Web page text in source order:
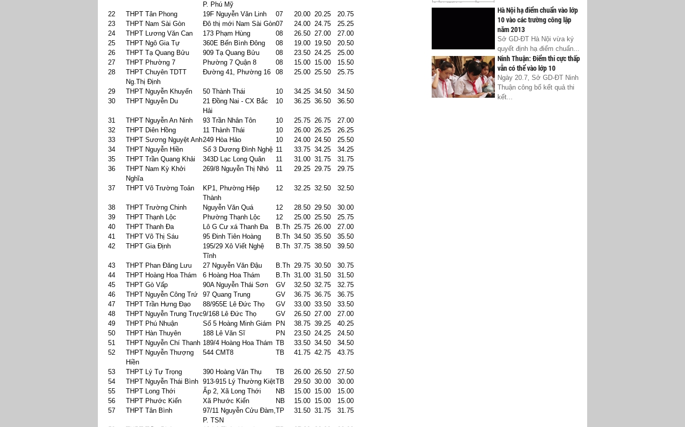
P. Phú Mỹ
22 THPT Tân Phong 19F Nguyễn Văn Linh 07 20.00 20.25
20.75
23
THPT Nam Sài Gòn Đô thị mới Nam Sài Gòn07 24.00 24.75
25.25
24
THPT Lương Văn Can 173 Phạm Hùng 08 26.50 27.00
27.00
25
THPT Ngô Gia Tự 360E Bến Bình Đông 08 19.00 19.50
20.50
26
THPT Tạ Quang Bửu 909 Tạ Quang Bửu 08 23.50 24.25
25.00
27
THPT Phường 7 Phường 7 Quận 8 08 15.00 15.00
15.50
28
THPT Chuyên TDTT
Ng.Thị Định
Đường 41, Phường 16 08 25.00 25.50 25.75
29 THPT Nguyễn Khuyến 50 Thành Thái 10 34.25 34.50
34.50
30
THPT Nguyễn Du
21 Đồng Nai - CX Bắc
Hải
10 36.25 36.50 36.50
31 THPT Nguyễn An Ninh 93 Trần Nhân Tôn 10 25.75 26.75
27.00
32
THPT Diên Hồng 11 Thành Thái 10 26.00 26.25
26.25
33
THPT Sương Nguyệt Anh249 Hòa Hảo 10 24.00 24.50
25.50
34
THPT Nguyễn Hiền Số 3 Dương Đình Nghệ 11 33.75 34.25
34.25
35
THPT Trần Quang Khải 343D Lạc Long Quân 11 31.00 31.75
31.75
36
THPT Nam Kỳ Khởi
Nghĩa
269/8 Nguyễn Thị Nhỏ 11 29.25 29.75 29.75
37 THPT Võ Trường Toản
KP1, Phường Hiệp
Thành
12 32.25 32.50 32.50
38 THPT Trường Chinh Nguyễn Văn Quá 12 28.50 29.50
30.00
39
THPT Thạnh Lộc Phường Thạnh Lộc 12 25.00 25.50
25.75
40
THPT Thanh Đa Lô G Cư xá Thanh Đa B.Th 25.75 26.00
27.00
41
THPT Võ Thị Sáu 95 Đinh Tiên Hoàng B.Th 34.50 35.50
35.50
42
THPT Gia Định
195/29 Xô Viết Nghệ
Tĩnh
B.Th 37.75 38.50 39.50
43 THPT Phan Đăng Lưu 27 Nguyễn Văn Đậu B.Th 29.75 30.50
30.75
44
THPT Hoàng Hoa Thám 6 Hoàng Hoa Thám B.Th 31.00 31.50
31.50
45
THPT Gò Vấp 90A Nguyễn Thái Sơn GV 32.50 32.75
32.75
46
THPT Nguyễn Công Trứ 97 Quang Trung GV 36.75 36.75
36.75
47
THPT Trần Hưng Đạo 88/955E Lê Đức Thọ GV 33.00 33.50
33.50
48
THPT Nguyễn Trung Trực9/168 Lê Đức Thọ GV 26.50 27.00
27.00
49
THPT Phú Nhuận Số 5 Hoàng Minh Giám PN 38.75 39.25
40.25
50
THPT Hàn Thuyên 188 Lê Văn Sĩ PN 23.50 24.25
24.50
51
THPT Nguyễn Chí Thanh 189/4 Hoàng Hoa Thám TB 33.50 34.50
34.50
52
THPT Nguyễn Thượng
Hiền
544 CMT8 TB 41.75 42.75 43.75
53 THPT Lý Tự Trọng 390 Hoàng Văn Thụ TB 26.00 26.50
27.50
54
THPT Nguyễn Thái Bình 913-915 Lý Thường KiệtTB 29.50 30.00
30.00
55
THPT Long Thới Ấp 2, Xã Long Thới NB 15.00 15.00
15.00
56
THPT Phước Kiển Xã Phước Kiển NB 15.00 15.00
15.00
57
THPT Tân Bình
97/11 Nguyễn Cửu Đàm,
P. TSN
TP 31.50 31.75 31.75
Hà Nội hạ điểm chuẩn vào lớp
10 vào các trường công lập
năm 2013
Sở GD-ĐT Hà Nội vừa ký
quyết định hạ điểm chuẩn...
Ninh Thuận: Điểm thi cực thấp
vẫn có thể vào lớp 10
Ngày 20.7, Sở GD-ĐT Ninh
Thuận công bố kết quả thi
kết...